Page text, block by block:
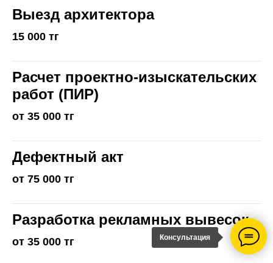
Выезд архитектора
15 000 тг
Расчет проектно-изыскательских
работ (ПИР)
от 35 000 тг
Дефектный акт
от 75 000 тг
Разработка рекламных вывесок
от 35 000 тг Консультация